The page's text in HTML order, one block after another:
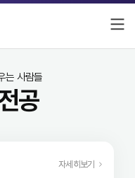
는 사람들
공
공
자세히보기
학
자세히보기